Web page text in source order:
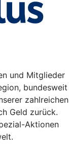
und Mitglieder
bundesweit
zahlreichen
Geld zurück.
Aktionen